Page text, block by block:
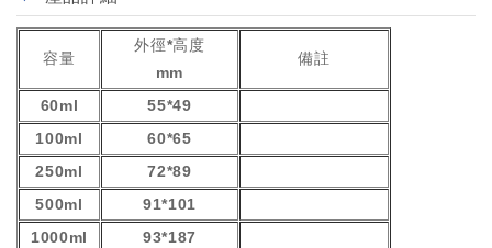
容量
外徑*高度
mm
備註
60ml
55*49
100ml
60*65
250ml
72*89
500ml
91*101
1000ml
93*187